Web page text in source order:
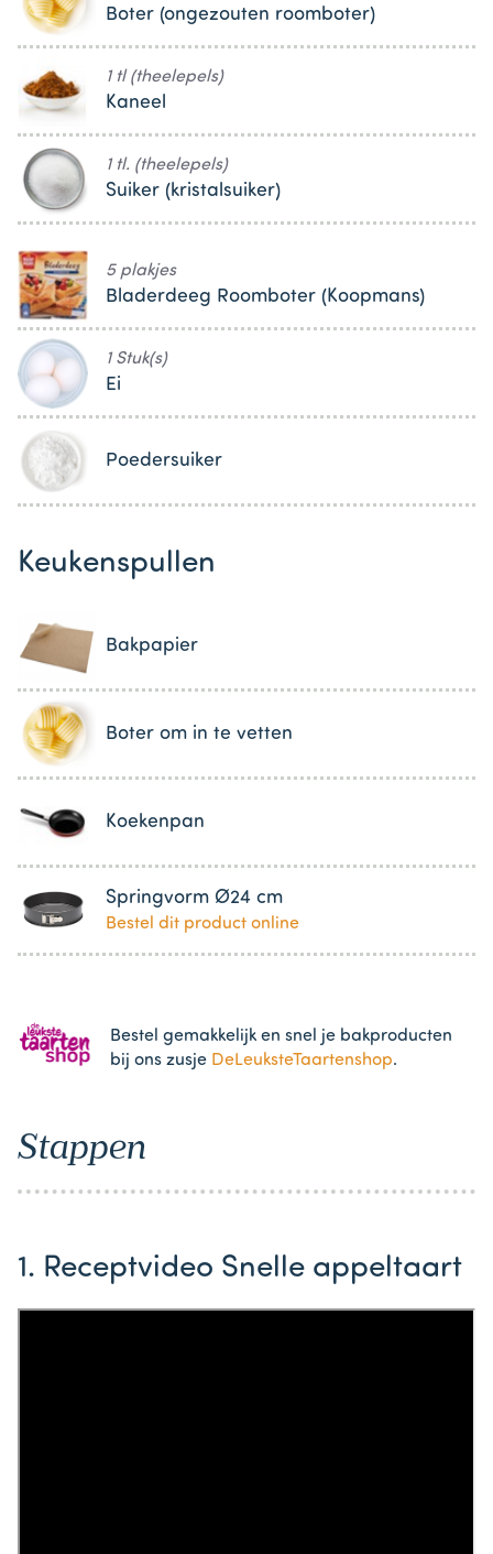
Boter (ongezouten roomboter)
1 tl (theelepels)
Kaneel
1 tl. (theelepels)
Suiker (kristalsuiker)
5 plakjes
Bladerdeeg Roomboter (Koopmans)
1 Stuk(s)
Ei
Poedersuiker
Keukenspullen
Bakpapier
Boter om in te vetten
Koekenpan
Springvorm Ø24 cm
Bestel dit product online
Bestel gemakkelijk en snel je bakproducten
bij ons zusje DeLeuksteTaartenshop.
Stappen
1. Receptvideo Snelle appeltaart